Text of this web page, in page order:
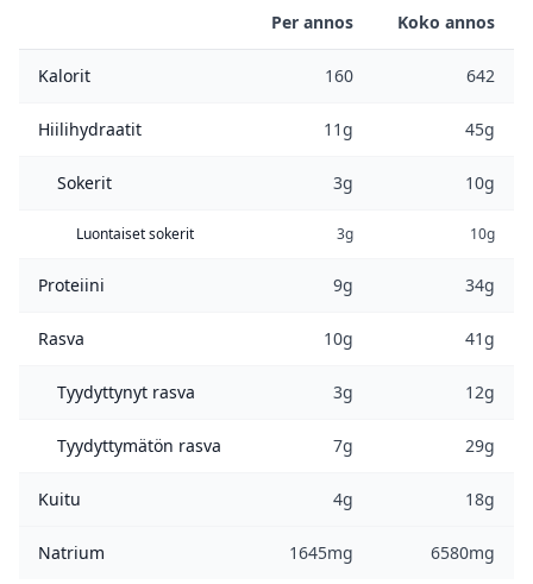
Per annos Koko annos
Kalorit 160 642
Hiilihydraatit 11g 45g
Sokerit 3g 10g
Luontaiset sokerit 3g 10g
Proteiini 9g 34g
Rasva 10g 41g
Tyydyttynyt rasva 3g 12g
Tyydyttymätön rasva 7g 29g
Kuitu 4g 18g
Natrium 1645mg 6580mg